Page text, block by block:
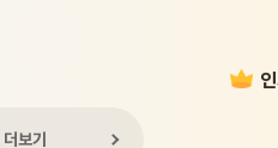
보기